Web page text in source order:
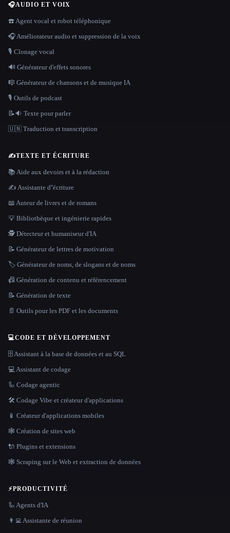
🎧AUDIO ET VOIX
☎️ Agent vocal et robot téléphonique
🎧 Améliorateur audio et suppression de la voix
🎙️ Clonage vocal
🔊 Générateur d'effets sonores
🎼 Générateur de chansons et de musique IA
🎙️ Outils de podcast
📝🔉 Texte pour parler
🇺🇳 Traduction et transcription
✍️TEXTE ET ÉCRITURE
📚 Aide aux devoirs et à la rédaction
✍️ Assistante d''écriture
📖 Auteur de livres et de romans
💡 Bibliothèque et ingénierie rapides
🕵️ Détecteur et humaniseur d'IA
📝 Générateur de lettres de motivation
🏷️ Générateur de noms, de slogans et de noms
📠 Génération de contenu et référencement
📝 Génération de texte
📄 Outils pour les PDF et les documents
💻CODE ET DÉVELOPPEMENT
🗄️ Assistant à la base de données et au SQL
💻 Assistant de codage
🦾 Codage agentic
🛠️ Codage Vibe et créateur d'applications
📱 Créateur d'applications mobiles
🕸 Création de sites web
🔌 Plugins et extensions
🕸️ Scraping sur le Web et extraction de données
⚡PRODUCTIVITÉ
🦾 Agents d'IA
👨‍💻 Assistante de réunion